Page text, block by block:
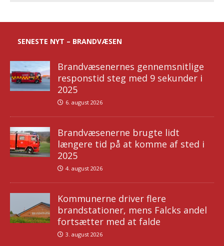
SENESTE NYT – BRANDVÆSEN
Brandvæsenernes gennemsnitlige
responstid steg med 9 sekunder i
2025
6. august 2026
Brandvæsenerne brugte lidt
længere tid på at komme af sted i
2025
4. august 2026
Kommunerne driver flere
brandstationer, mens Falcks andel
fortsætter med at falde
3. august 2026